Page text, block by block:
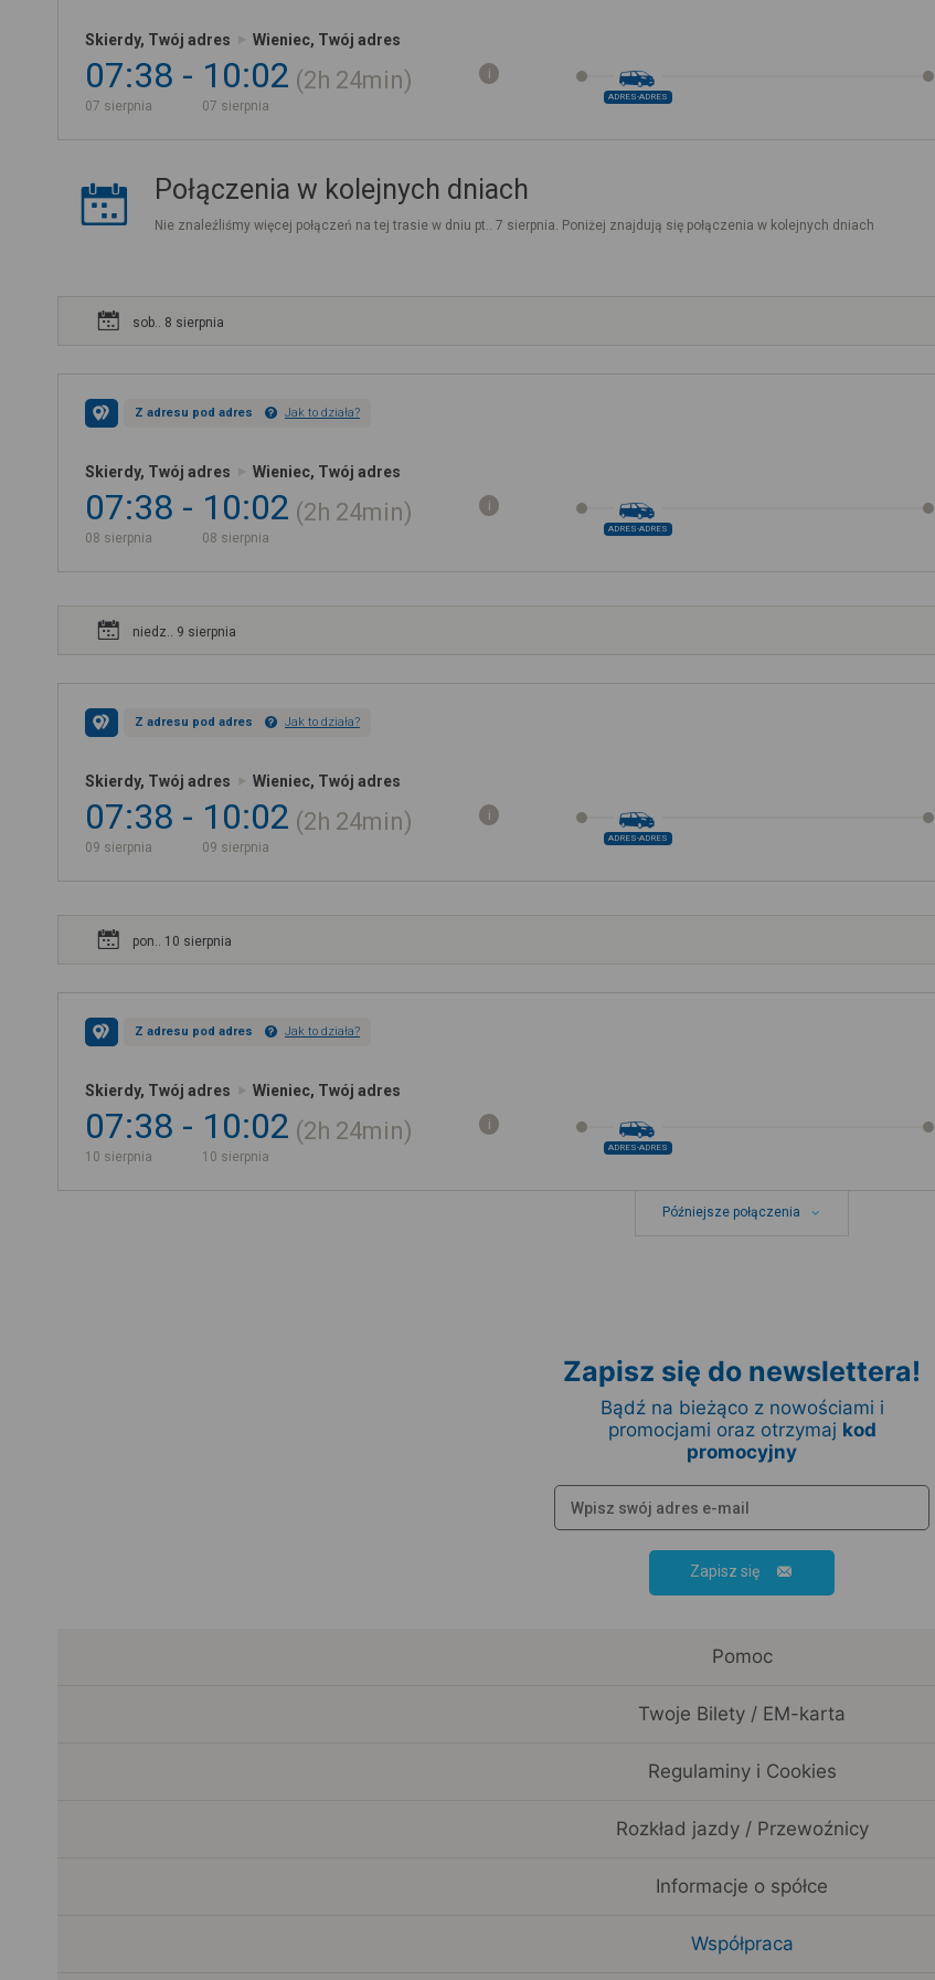
Skierdy, Twój adres Wieniec, Twój adres
07:38
07 sierpnia
10:02
07 sierpnia
2h 24min
ADRES-ADRES
Połączenia w kolejnych dniach
Nie znaleźliśmy więcej połączeń na tej trasie w dniu pt.. 7 sierpnia. Poniżej znajdują się połączenia w kolejnych dniach
sob.. 8 sierpnia
Z adresu pod adres Jak to działa?
Skierdy, Twój adres Wieniec, Twój adres
07:38
08 sierpnia
10:02
08 sierpnia
2h 24min
ADRES-ADRES
niedz.. 9 sierpnia
Z adresu pod adres Jak to działa?
Skierdy, Twój adres Wieniec, Twój adres
07:38
09 sierpnia
10:02
09 sierpnia
2h 24min
ADRES-ADRES
pon.. 10 sierpnia
Z adresu pod adres Jak to działa?
Skierdy, Twój adres Wieniec, Twój adres
07:38
10 sierpnia
10:02
10 sierpnia
2h 24min
ADRES-ADRES
Późniejsze połączenia
Zapisz się do newslettera!
Bądź na bieżąco z nowościami i
promocjami oraz otrzymaj kod
promocyjny
Zapisz się
Pomoc
Twoje Bilety / EM-karta
Regulaminy i Cookies
Rozkład jazdy / Przewoźnicy
Informacje o spółce
Współpraca